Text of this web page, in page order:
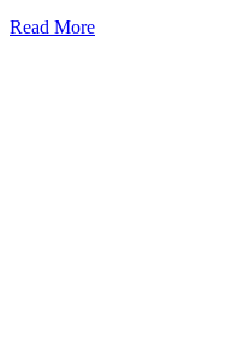
Read More